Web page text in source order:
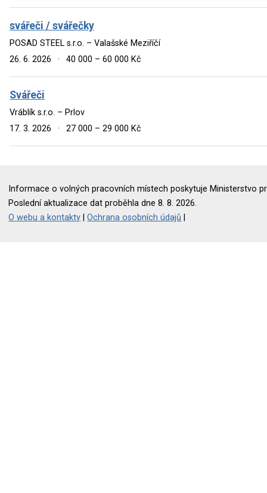
svářeči / svářečky
POSAD STEEL s.r.o. – Valašské Meziříčí
26. 6. 2026
· 40 000 – 60 000 Kč
Svářeči
Vráblík s.r.o. – Prlov
17. 3. 2026
· 27 000 – 29 000 Kč
Informace o volných pracovních místech poskytuje Ministerstvo
Poslední aktualizace dat proběhla dne 8. 8. 2026.
O webu a kontakty |Ochrana osobních údajů